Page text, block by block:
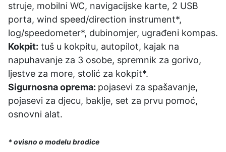
struje, mobilni WC, navigacijske karte, 2 USB
porta, wind speed/direction instrument*,
log/speedometer*, dubinomjer, ugrađeni kompas.
Kokpit: tuš u kokpitu, autopilot, kajak na
napuhavanje za 3 osobe, spremnik za gorivo,
ljestve za more, stolić za kokpit*.
Sigurnosna oprema: pojasevi za spašavanje,
pojasevi za djecu, baklje, set za prvu pomoć,
osnovni alat.
* ovisno o modelu brodice